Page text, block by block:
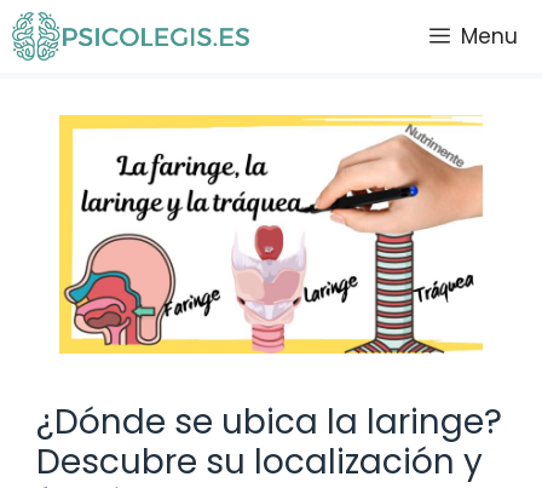
Saltar
al
Menu
¿Dónde se ubica la laringe?
Descubre su localización y